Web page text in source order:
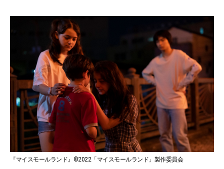
『マイスモールランド』©2022「マイスモールランド」製作委員会